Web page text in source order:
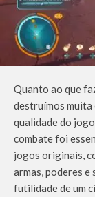
Quanto ao que
destruímos muita
qualidade do
combate foi
jogos originais,
armas, poderes
futilidade de um